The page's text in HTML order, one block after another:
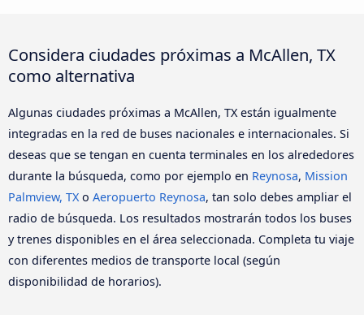
Considera ciudades próximas a McAllen, TX
como alternativa
Algunas ciudades próximas a McAllen, TX están igualmente
integradas en la red de buses nacionales e internacionales. Si
deseas que se tengan en cuenta terminales en los alrededores
durante la búsqueda, como por ejemplo en Reynosa, Mission
Palmview, TX o Aeropuerto Reynosa, tan solo debes ampliar el
radio de búsqueda. Los resultados mostrarán todos los buses
y trenes disponibles en el área seleccionada. Completa tu viaje
con diferentes medios de transporte local (según
disponibilidad de horarios).